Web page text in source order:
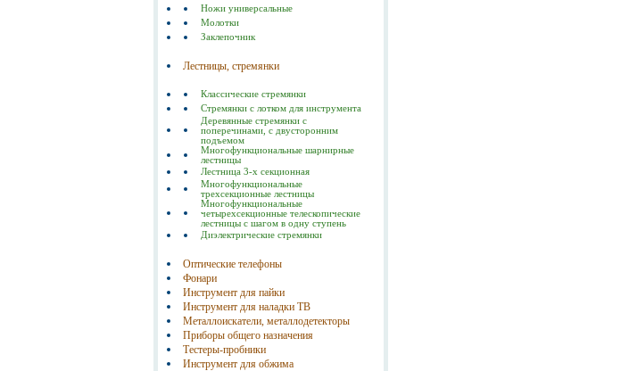
Ножи универсальные
Молотки
Заклепочник
Лестницы, стремянки
Классические стремянки
Стремянки с лотком для инструмента
Деревянные стремянки с
поперечинами, с двусторонним
подъемом
Многофункциональные шарнирные
лестницы
Лестница 3-х секционная
Многофункциональные
трехсекционные лестницы
Многофункциональные
четырехсекционные телескопические
лестницы с шагом в одну ступень
Диэлектрические стремянки
Оптические телефоны
Фонари
Инструмент для пайки
Инструмент для наладки ТВ
Металлоискатели, металлодетекторы
Приборы общего назначения
Тестеры-пробники
Инструмент для обжима